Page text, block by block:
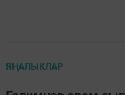
ЯҢАЛЫКЛАР